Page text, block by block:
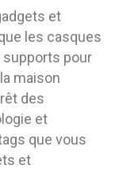
et
les casques
supports pour
maison
des
et
que vous
et